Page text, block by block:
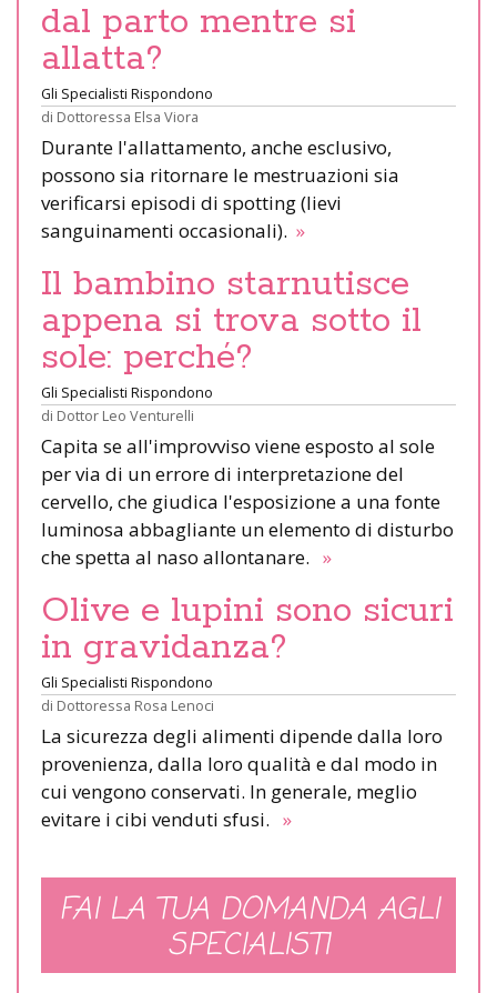
dal parto mentre si
allatta?
Gli Specialisti Rispondono
di Dottoressa Elsa Viora
Durante l'allattamento, anche esclusivo,
possono sia ritornare le mestruazioni sia
verificarsi episodi di spotting (lievi
sanguinamenti occasionali). »
Il bambino starnutisce
appena si trova sotto il
sole: perché?
Gli Specialisti Rispondono
di Dottor Leo Venturelli
Capita se all'improvviso viene esposto al sole
per via di un errore di interpretazione del
cervello, che giudica l'esposizione a una fonte
luminosa abbagliante un elemento di disturbo
che spetta al naso allontanare. »
Olive e lupini sono sicuri
in gravidanza?
Gli Specialisti Rispondono
di Dottoressa Rosa Lenoci
La sicurezza degli alimenti dipende dalla loro
provenienza, dalla loro qualità e dal modo in
cui vengono conservati. In generale, meglio
evitare i cibi venduti sfusi. »
FAI LA TUA DOMANDA AGLI
SPECIALISTI